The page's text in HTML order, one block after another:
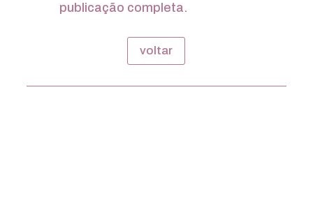
publicação completa.
voltar